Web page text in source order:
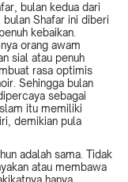
bulan kedua dari
bulan Shafar ini diberi
kebaikan.
orang awam
sial atau penuh
rasa optimis
Sehingga bulan
sebagai
itu memiliki
demikian pula
adalah sama. Tidak
atau membawa